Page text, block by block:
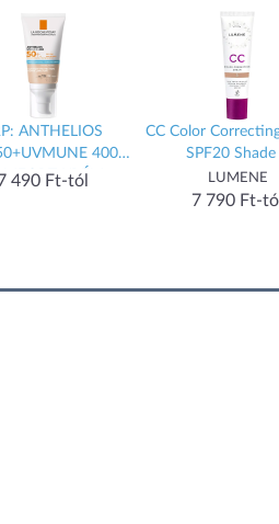
ANTHELIOS
400
KRÉM
490 Ft-tól
CC Color
SPF20
LUMENE
7 790 Ft-tól